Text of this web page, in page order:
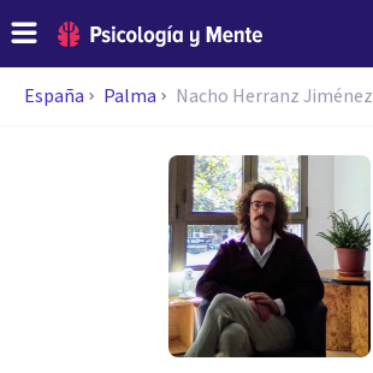
España Palma Nacho Herranz Jiménez